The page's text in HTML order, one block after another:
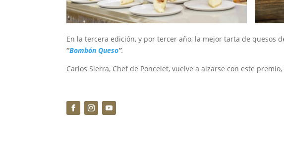
En la tercera edición, y por tercer año, la mejor tarta de quesos
“Bombón Queso”.
Carlos Sierra, Chef de Poncelet, vuelve a alzarse con este